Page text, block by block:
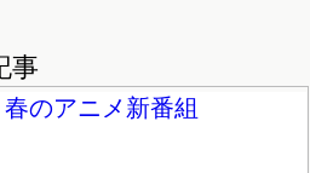
事
のアニメ新番組